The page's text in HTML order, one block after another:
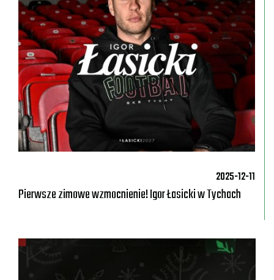
2025-12-11
Pierwsze zimowe wzmocnienie! Igor Łasicki w Tychach